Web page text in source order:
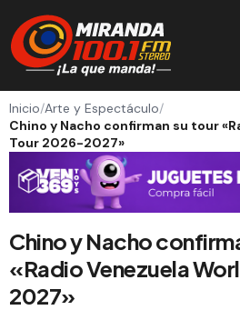
Inicio/Arte y Espectáculo/
Chino y Nacho confirman su tour
Tour 2026-2027»
Chino y Nacho
«Radio Venezuela
2027»